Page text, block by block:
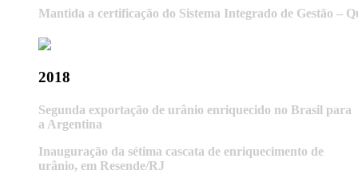
Mantida a certificação do Sistema Integrado de Gestão –
2018
Segunda exportação de urânio enriquecido no Brasil para
a Argentina
Inauguração da sétima cascata de enriquecimento de
urânio, em Resende/RJ